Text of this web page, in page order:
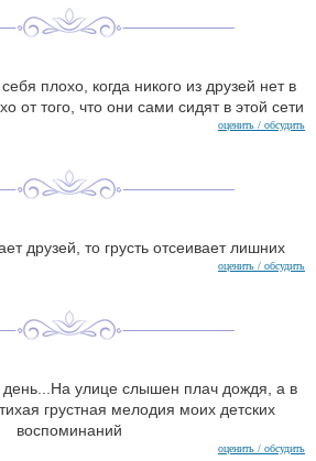
плохо, когда никого из друзей нет в
от того, что они сами сидят в этой сети
оценить / обсудить
друзей, то грусть отсеивает лишних
оценить / обсудить
день...На улице слышен плач дождя, а в
грустная мелодия моих детских
воспоминаний
оценить / обсудить